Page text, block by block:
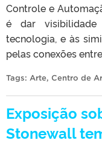
Controle e
é dar
tecnologia, e às
pelas conexões
Tags: Arte, Centro de
Exposição
Stonewall